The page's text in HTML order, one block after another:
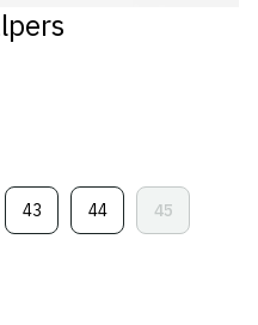
43Variante
Esgotada
44Variante
Esgotada
45Variante
Esgotada